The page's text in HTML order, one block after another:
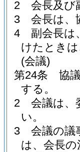
2
会長及び
3
会長は、
4
副会長は
けたとき
(会議)
第24条
協
する。
2
会議は、
い。
3
会議の議
は、会長